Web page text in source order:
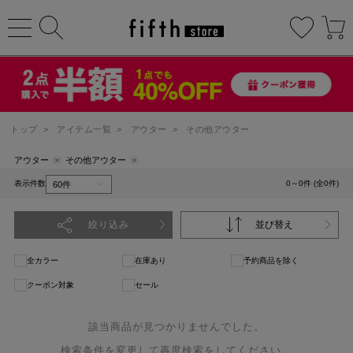
トップ > アイテム一覧 > アウター > その他アウター
アウター その他アウター
表示件数 0～0件 (全0件)
絞り込み 並び替え
全カラー 在庫あり 予約商品を除く
クーポン対象 セール
該当商品が見つかりませんでした。
検索条件を変更して再度検索をしてください。